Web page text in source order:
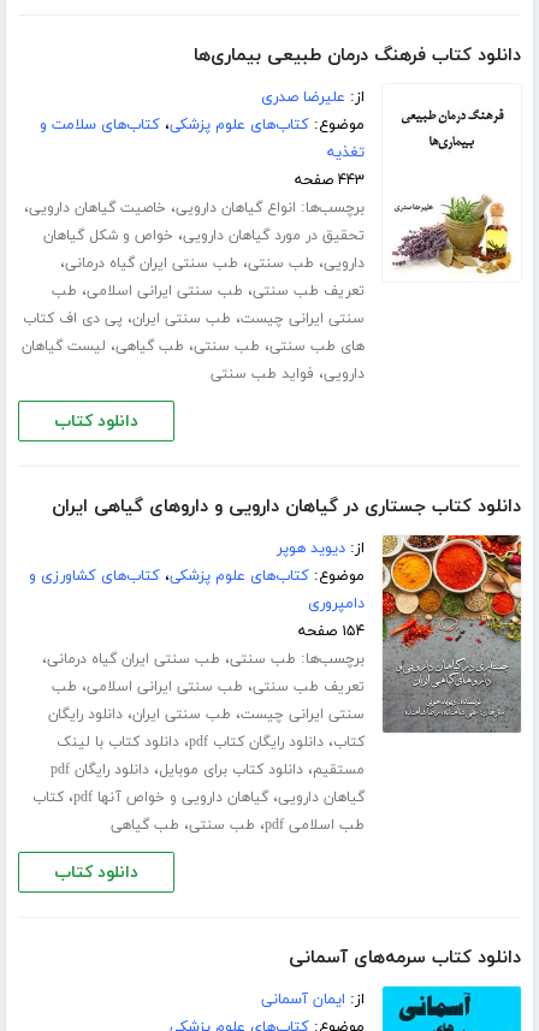
دانلود کتاب فرهنگ درمان طبیعی بیماری‌ها
از: علیرضا صدری
موضوع:کتاب‌های علوم پزشکی،کتاب‌های سلامت و
تغذیه
۴۴۳ صفحه
برچسب‌ها: انواع گیاهان دارویی، خاصیت گیاهان دارویی،
تحقیق در مورد گیاهان دارویی، خواص و شکل گیاهان
دارویی، طب سنتی، طب سنتی ایران گیاه درمانی،
تعریف طب سنتی، طب سنتی ایرانی اسلامی، طب
سنتی ایرانی چیست، طب سنتی ایران، پی دی اف کتاب
های طب سنتی، طب سنتی، طب گیاهی، لیست گیاهان
دارویی، فواید طب سنتی
دانلود کتاب
دانلود کتاب جستاری در گیاهان دارویی و داروهای گیاهی ایران
از:دیوید هوپر
موضوع:کتاب‌های علوم پزشکی،کتاب‌های کشاورزی و
دامپروری
۱۵۴ صفحه
برچسب‌ها: طب سنتی، طب سنتی ایران گیاه درمانی،
تعریف طب سنتی، طب سنتی ایرانی اسلامی، طب
سنتی ایرانی چیست، طب سنتی ایران،دانلود رایگان
کتاب،دانلود رایگان کتاب pdf ،دانلود کتاب با لینک
مستقیم،دانلود کتاب برای موبایل،
دانلود رایگان pdf
گیاهان دارویی،گیاهان دارویی و خواص آنها pdf ،کتاب
طب اسلامی pdf
، طب سنتی، طب گیاهی
دانلود کتاب
دانلود کتاب سرمه‌های آسمانی
از: ایمان آسمانی